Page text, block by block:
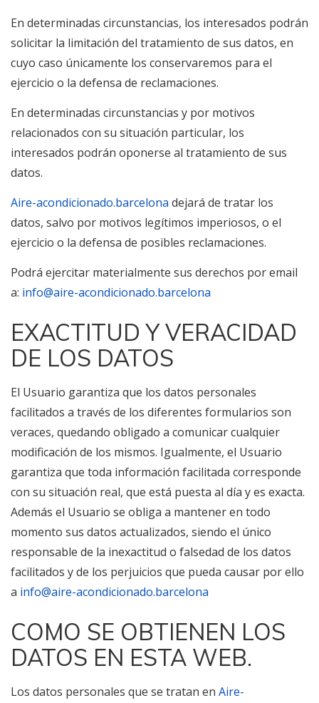
En determinadas circunstancias, los interesados podrán
solicitar la limitación del tratamiento de sus datos, en
cuyo caso únicamente los conservaremos para el
ejercicio o la defensa de reclamaciones.
En determinadas circunstancias y por motivos
relacionados con su situación particular, los
interesados podrán oponerse al tratamiento de sus
datos.
Aire-acondicionado.barcelona dejará de tratar los
datos, salvo por motivos legítimos imperiosos, o el
ejercicio o la defensa de posibles reclamaciones.
Podrá ejercitar materialmente sus derechos por email
a: info@aire-acondicionado.barcelona
EXACTITUD Y VERACIDAD
DE LOS DATOS
El Usuario garantiza que los datos personales
facilitados a través de los diferentes formularios son
veraces, quedando obligado a comunicar cualquier
modificación de los mismos. Igualmente, el Usuario
garantiza que toda información facilitada corresponde
con su situación real, que está puesta al día y es exacta.
Además el Usuario se obliga a mantener en todo
momento sus datos actualizados, siendo el único
responsable de la inexactitud o falsedad de los datos
facilitados y de los perjuicios que pueda causar por ello
a info@aire-acondicionado.barcelona
COMO SE OBTIENEN LOS
DATOS EN ESTA WEB.
Los datos personales que se tratan en Aire-